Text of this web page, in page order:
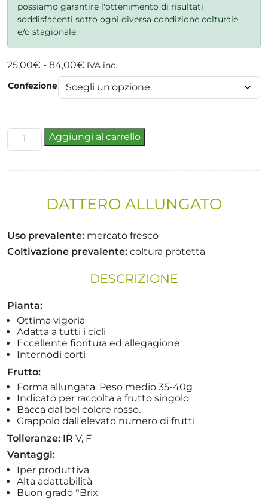
possiamo garantire l'ottenimento di risultati
soddisfacenti sotto ogni diversa condizione colturale
e/o stagionale.
25,00€ - 84,00€ Fascia
di
prezzo:
a
IVA inc.
Confezione
Minuetto
quantità
Aggiungi al carrello
DATTERO ALLUNGATO
Uso prevalente: mercato fresco
Coltivazione prevalente: coltura protetta
DESCRIZIONE
Pianta:
Ottima vigoria
Adatta a tutti i cicli
Eccellente fioritura ed allegagione
Internodi corti
Frutto:
Forma allungata. Peso medio 35-40g
Indicato per raccolta a frutto singolo
Bacca dal bel colore rosso.
Grappolo dall’elevato numero di frutti
Tolleranze: IR V, F
Vantaggi:
Iper produttiva
Alta adattabilità
Buon grado °Brix